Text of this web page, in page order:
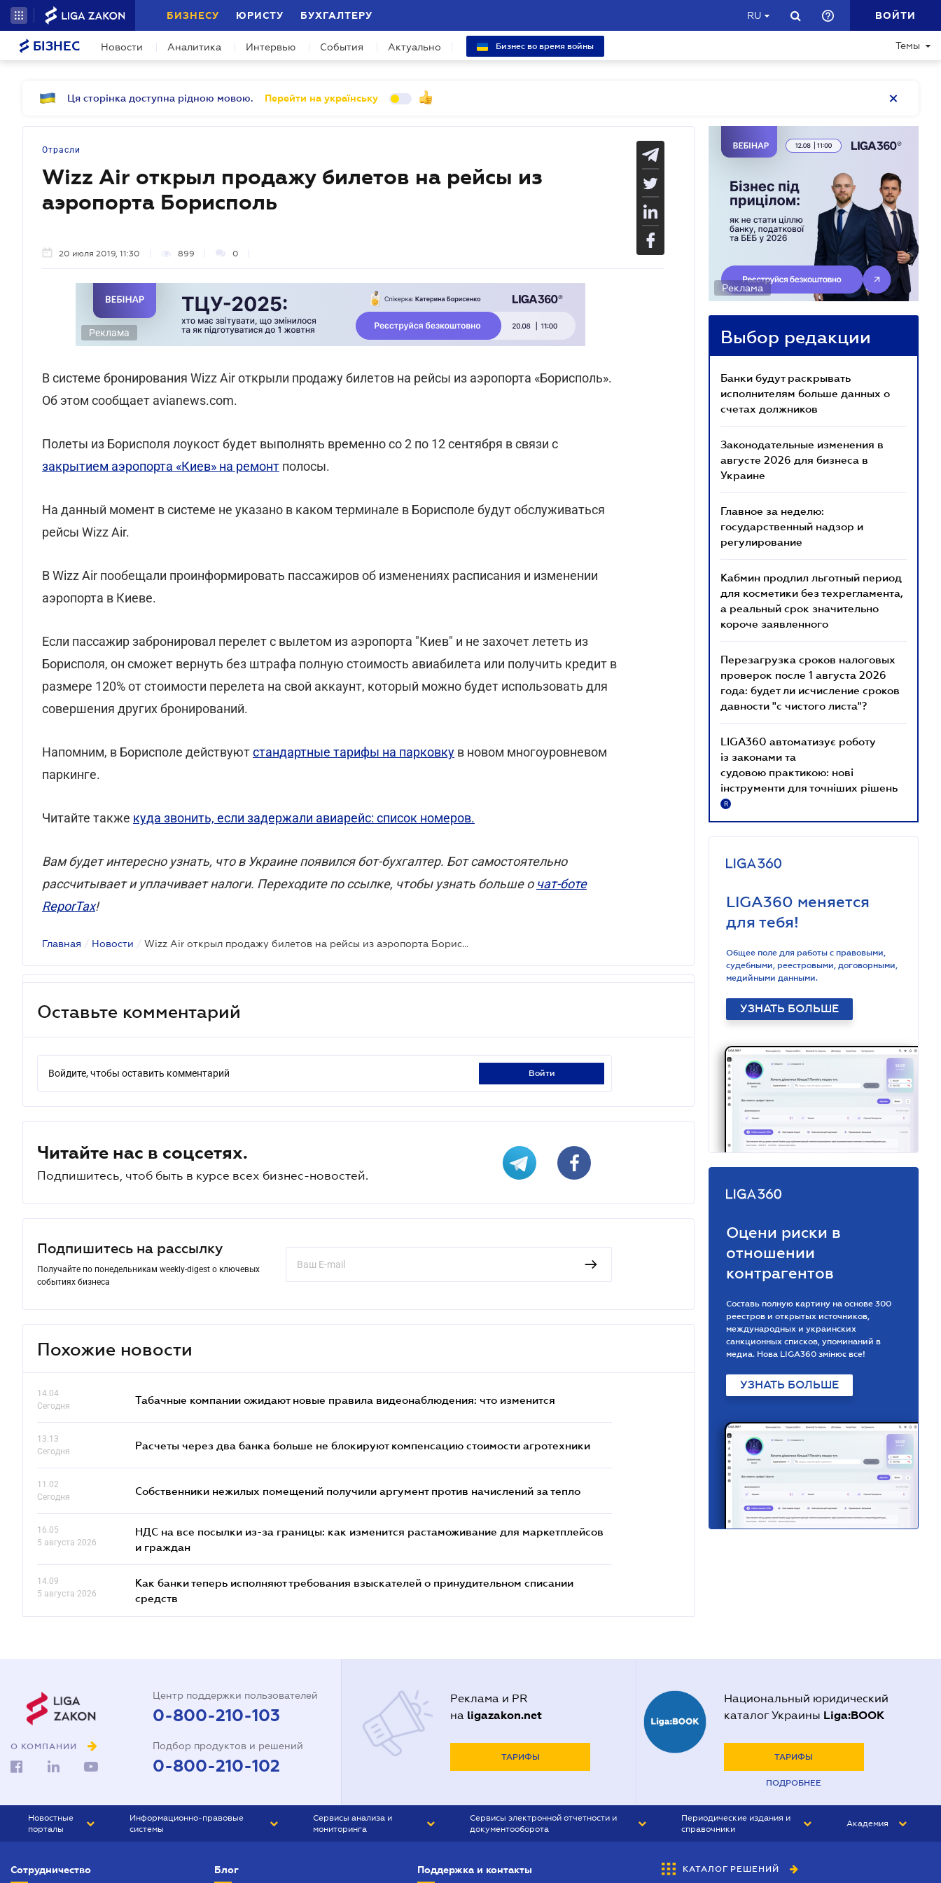
БИЗНЕСУ ЮРИСТУ БУХГАЛТЕРУ RU ВОЙТИ
БІЗНЕС Новости Аналитика Интервью События Актуально Бизнес во время войны Темы
Ця сторінка доступна рідною мовою. Перейти на українську
Отрасли
Wizz Air открыл продажу билетов на рейсы из
аэропорта Борисполь
20 июля 2019, 11:30 899 0
Реклама
В системе бронирования Wizz Air открыли продажу билетов на рейсы из аэропорта «Борисполь».
Об этом сообщает avianews.com.
Полеты из Борисполя лоукост будет выполнять временно со 2 по 12 сентября в связи с
закрытием аэропорта «Киев» на ремонт полосы.
На данный момент в системе не указано в каком терминале в Борисполе будут обслуживаться
рейсы Wizz Air.
В Wizz Air пообещали проинформировать пассажиров об изменениях расписания и изменении
аэропорта в Киеве.
Если пассажир забронировал перелет с вылетом из аэропорта "Киев" и не захочет лететь из
Борисполя, он сможет вернуть без штрафа полную стоимость авиабилета или получить кредит в
размере 120% от стоимости перелета на свой аккаунт, который можно будет использовать для
совершения других бронирований.
Напомним, в Борисполе действуютстандартные тарифы на парковку в новом многоуровневом
паркинге.
Читайте также куда звонить, если задержали авиарейс: список номеров.
Вам будет интересно узнать, что в Украине появился бот-бухгалтер. Бот самостоятельно
рассчитывает и уплачивает налоги. Переходите по ссылке, чтобы узнать больше о чат-боте
ReporTax!
Главная / Новости / Wizz Air открыл продажу билетов на рейсы из аэропорта Борисполь
Оставьте комментарий
Войдите, чтобы оставить комментарий войти
Читайте нас в соцсетях.
Подпишитесь, чтоб быть в курсе всех бизнес-новостей.
Подпишитесь на рассылку
Получайте по понедельникам weekly-digest о ключевых
событиях бизнеса
Похожие новости
14.04
Сегодня
Табачные компании ожидают новые правила видеонаблюдения: что изменится
13.13
Сегодня
Расчеты через два банка больше не блокируют компенсацию стоимости агротехники
11.02
Сегодня
Собственники нежилых помещений получили аргумент против начислений за тепло
16.05
5 августа 2026
НДС на все посылки из-за границы: как изменится растаможивание для маркетплейсов
и граждан
14.09
5 августа 2026
Как банки теперь исполняют требования взыскателей о принудительном списании
средств
Реклама
Выбор редакции
Банки будут раскрывать
исполнителям больше данных о
счетах должников
Законодательные изменения в
августе 2026 для бизнеса в
Украине
Главное за неделю:
государственный надзор и
регулирование
Кабмин продлил льготный период
для косметики без техрегламента,
а реальный срок значительно
короче заявленного
Перезагрузка сроков налоговых
проверок после 1 августа 2026
года: будет ли исчисление сроков
давности "с чистого листа"?
LIGA360 автоматизує роботу
із законами та
судовою практикою: нові
інструменти для точніших рішень
R
LIGA360 меняется
для тебя!
Общее поле для работы с правовыми,
судебными, реестровыми, договорными,
медийными данными.
УЗНАТЬ БОЛЬШЕ
Оцени риски в
отношении
контрагентов
Составь полную картину на основе 300
реестров и открытых источников,
международных и украинских
санкционных списков, упоминаний в
медиа. Нова LIGA360 змінює все!
УЗНАТЬ БОЛЬШЕ
О КОМПАНИИ
Центр поддержки пользователей
0-800-210-103
Подбор продуктов и решений
0-800-210-102
Реклама и PR
на ligazakon.net
ТАРИФЫ
Национальный юридический
каталог Украины Liga:BOOK
ТАРИФЫ
ПОДРОБНЕЕ
Новостные
порталы
БИЗНЕС
Информационно-правовые
системы
Сервисы анализа и
мониторинга
Сервисы электронной отчетности и
документооборота
Периодические издания и
справочники
БУХГАЛТЕР&ЗАКОН
Академия
Сотрудничество Блог Поддержка и контакты КАТАЛОГ РЕШЕНИЙ